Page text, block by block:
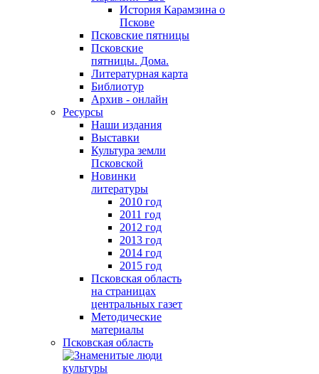
История Карамзина о
Пскове
Псковские пятницы
Псковские
пятницы. Дома.
Литературная карта
Библиотур
Архив - онлайн
Ресурсы
Наши издания
Выставки
Культура земли
Псковской
Новинки
литературы
2010 год
2011 год
2012 год
2013 год
2014 год
2015 год
Псковская область
на страницах
центральных газет
Методические
материалы
Псковская область